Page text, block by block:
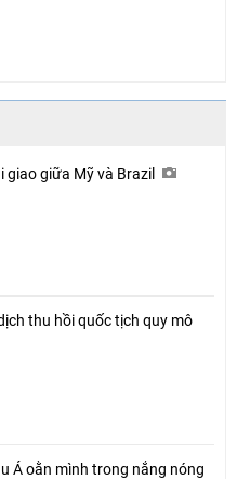
giao giữa Mỹ và Brazil
thu hồi quốc tịch quy mô
Á oằn mình trong nắng nóng